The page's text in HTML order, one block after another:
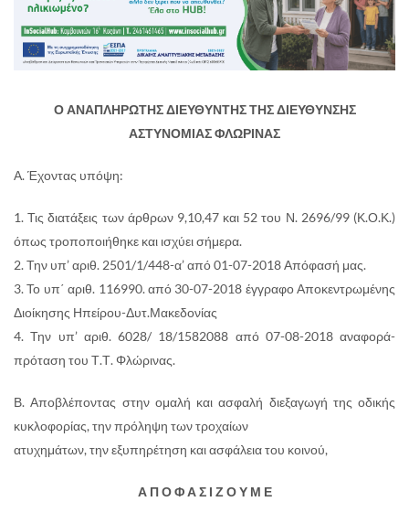
Ο ΑΝΑΠΛΗΡΩΤΗΣ ΔΙΕΥΘΥΝΤΗΣ ΤΗΣ ΔΙΕΥΘΥΝΣΗΣ
ΑΣΤΥΝΟΜΙΑΣ ΦΛΩΡΙΝΑΣ
Α. Έχοντας υπόψη:
1. Τις διατάξεις των άρθρων 9,10,47 και 52 του Ν. 2696/99 (Κ.Ο.Κ.)
όπως τροποποιήθηκε και ισχύει σήμερα.
2. Την υπ’ αριθ. 2501/1/448-α’ από 01-07-2018 Απόφασή μας.
3. Το υπ΄ αριθ. 116990. από 30-07-2018 έγγραφο Αποκεντρωμένης
Διοίκησης Ηπείρου-Δυτ.Μακεδονίας
4. Την υπ’ αριθ. 6028/ 18/1582088 από 07-08-2018 αναφορά-
πρόταση του Τ.Τ. Φλώρινας.
Β. Αποβλέποντας στην ομαλή και ασφαλή διεξαγωγή της οδικής
κυκλοφορίας, την πρόληψη των τροχαίων
ατυχημάτων, την εξυπηρέτηση και ασφάλεια του κοινού,
Α Π Ο Φ Α Σ Ι Ζ Ο Υ Μ Ε